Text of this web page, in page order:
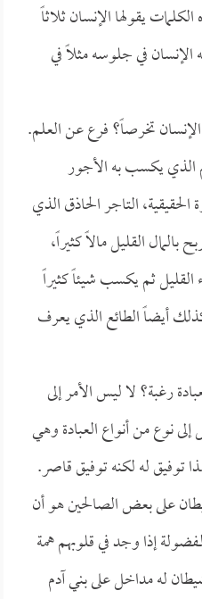
يقولها الإنسان ثلاثاً
في جلوسه مثلاً في
تخرصاً؟ فرع عن العلم.
الذي يكسب به الأجور
التاجر الحاذق الذي
القليل مالاً كثيراً،
ثم يكسب شيئاً كثيراً
أيضاً الطائع الذي يعرف
رغبة؟ لا ليس الأمر إلى
نوع من أنواع العبادة وهي
توفيق له لكنه توفيق قاصر.
على بعض الصالحين هو أن
إذا وجد في قلوبهم همة
له مداخل على بني آدم